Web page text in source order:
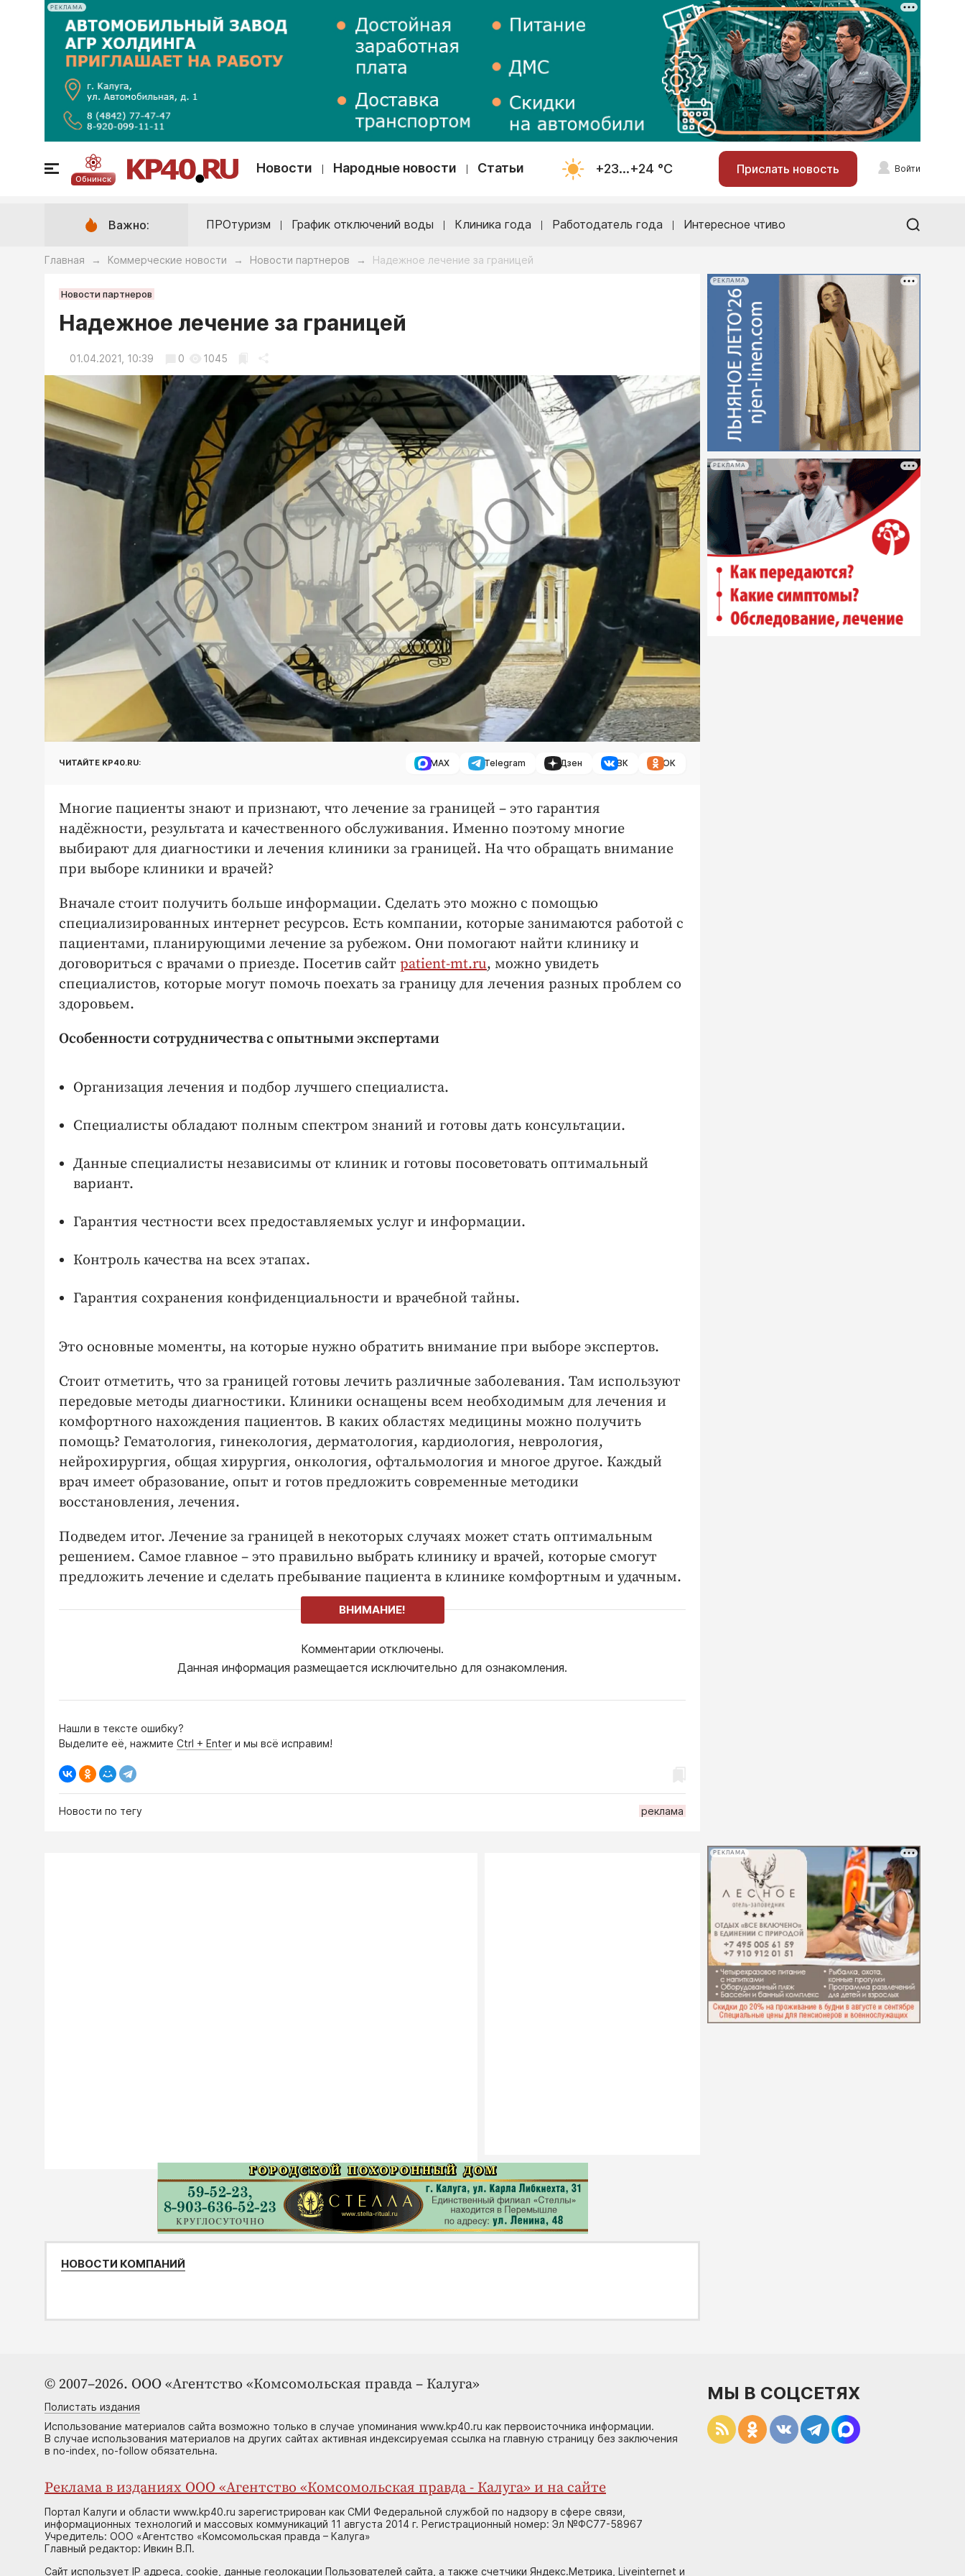
РЕКЛАМА
Обнинск
Новости Народные новости Статьи +23...+24 °С Прислать новость Войти
Важно: ПРОтуризм График отключений воды Клиника года Работодатель года Интересное чтиво
Главная → Коммерческие новости → Новости партнеров → Надежное лечение за границей
Новости партнеров
Надежное лечение за границей
01.04.2021, 10:39 0 1045
ЧИТАЙТЕ KP40.RU: MAX Telegram Дзен ВК ОК
Многие пациенты знают и признают, что лечение за границей – это гарантия
надёжности, результата и качественного обслуживания. Именно поэтому многие
выбирают для диагностики и лечения клиники за границей. На что обращать внимание
при выборе клиники и врачей?
Вначале стоит получить больше информации. Сделать это можно с помощью
специализированных интернет ресурсов. Есть компании, которые занимаются работой с
пациентами, планирующими лечение за рубежом. Они помогают найти клинику и
договориться с врачами о приезде. Посетив сайт patient-mt.ru, можно увидеть
специалистов, которые могут помочь поехать за границу для лечения разных проблем со
здоровьем.
Особенности сотрудничества с опытными экспертами
Организация лечения и подбор лучшего специалиста.
Специалисты обладают полным спектром знаний и готовы дать консультации.
Данные специалисты независимы от клиник и готовы посоветовать оптимальный
вариант.
Гарантия честности всех предоставляемых услуг и информации.
Контроль качества на всех этапах.
Гарантия сохранения конфиденциальности и врачебной тайны.
Это основные моменты, на которые нужно обратить внимание при выборе экспертов.
Стоит отметить, что за границей готовы лечить различные заболевания. Там используют
передовые методы диагностики. Клиники оснащены всем необходимым для лечения и
комфортного нахождения пациентов. В каких областях медицины можно получить
помощь? Гематология, гинекология, дерматология, кардиология, неврология,
нейрохирургия, общая хирургия, онкология, офтальмология и многое другое. Каждый
врач имеет образование, опыт и готов предложить современные методики
восстановления, лечения.
Подведем итог. Лечение за границей в некоторых случаях может стать оптимальным
решением. Самое главное – это правильно выбрать клинику и врачей, которые смогут
предложить лечение и сделать пребывание пациента в клинике комфортным и удачным.
ВНИМАНИЕ!
Комментарии отключены.
Данная информация размещается исключительно для ознакомления.
Нашли в тексте ошибку?
Выделите её, нажмите Ctrl + Enter и мы всё исправим!
Новости по тегу реклама
РЕКЛАМА
РЕКЛАМА
НОВОСТИ КОМПАНИЙ
РЕКЛАМА
© 2007–2026. ООО «Агентство «Комсомольская правда – Калуга»
Полистать издания
Использование материалов сайта возможно только в случае упоминания www.kp40.ru как первоисточника информации.
В случае использования материалов на других сайтах активная индексируемая ссылка на главную страницу без заключения
в no-index, no-follow обязательна.
Реклама в изданиях ООО «Агентство «Комсомольская правда - Калуга» и на сайте
Портал Калуги и области www.kp40.ru зарегистрирован как СМИ Федеральной службой по надзору в сфере связи,
информационных технологий и массовых коммуникаций 11 августа 2014 г. Регистрационный номер: Эл №ФС77-58967
Учредитель: ООО «Агентство «Комсомольская правда – Калуга»
Главный редактор: Ивкин В.П.
Сайт использует IP адреса, cookie, данные геолокации Пользователей сайта, а также счетчики Яндекс.Метрика, Liveinternet и
МЫ В СОЦСЕТЯХ